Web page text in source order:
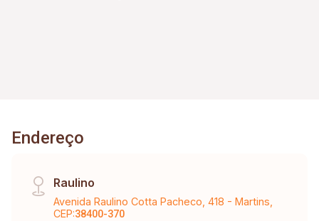
Endereço
Raulino
Avenida Raulino Cotta Pacheco, 418 - Martins,
CEP:38400-370